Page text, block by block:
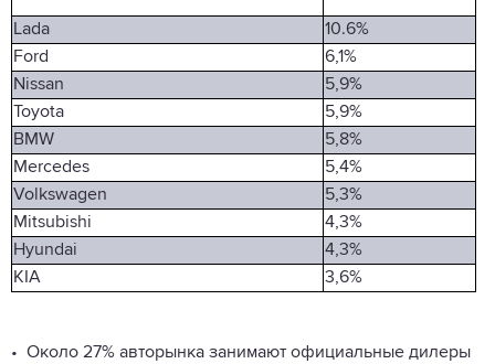
Lada
10.6%
Ford
6,1%
Nissan
5,9%
Toyota
5,9%
BMW
5,8%
Mercedes
5,4%
Volkswagen
5,3%
Mitsubishi
4,3%
Hyundai
4,3%
KIA
3,6%
• Около 27% авторынка занимают официальные дилеры